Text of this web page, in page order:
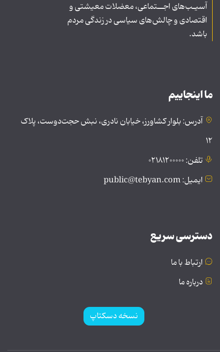
آسیـب‌های اجــتماعی، معضلات معیشتی و
اقتصادی و چالش‌های سیاسی در زندگی مردم
باشد.
ما اینجاییم
آدرس: بلوار کشاورز، خیابان نادری، نبش حجت‌دوست، پلاک
۱۲
تلفن: ۰۲۱۸۱۲۰۰۰۰۰
ایمیل: public@tebyan.com
دسترسی سریع
ارتباط با ما
درباره ما
نسخه دسکتاپ